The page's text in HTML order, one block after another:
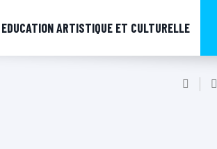
EDUCATION ARTISTIQUE ET CULTURELLE